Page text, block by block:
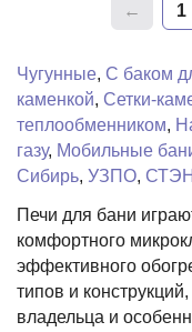
Чугунные, C баком
каменкой, Сетки-
теплообменником,
газу, Мобильные
Сибирь,УЗПО, СТЭН
Печи для бани
комфортного
эффективного
типов и
владельца и
1